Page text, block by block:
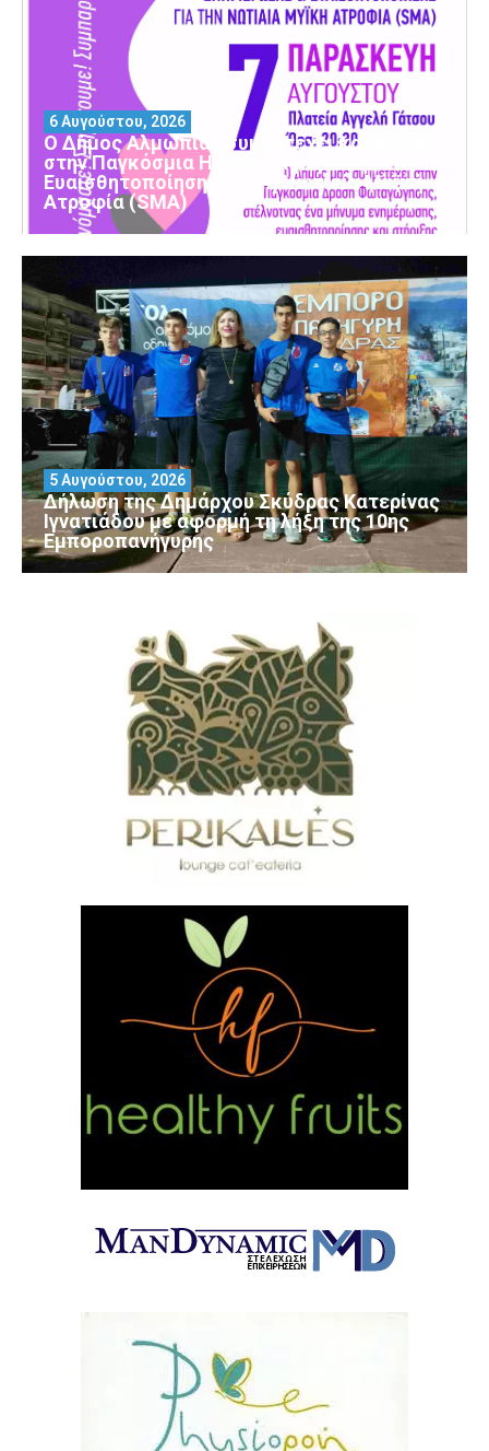
Ο Δήμος Αλμωπίας συμμετέχει και φέτος
στην Παγκόσμια Ημέρα Ενημέρωσης και
Ευαισθητοποίησης για τη Νωτιαία Μυϊκή
Ατροφία (SMA)
6 Αυγούστου, 2026
Δήλωση της Δημάρχου Σκύδρας Κατερίνας
Ιγνατιάδου με αφορμή τη λήξη της 10ης
Εμποροπανήγυρης
5 Αυγούστου, 2026